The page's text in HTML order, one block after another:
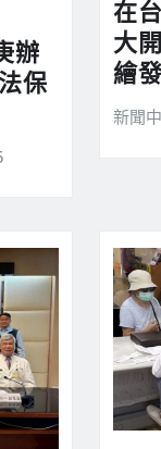
辦
保
在
大
繪
新聞